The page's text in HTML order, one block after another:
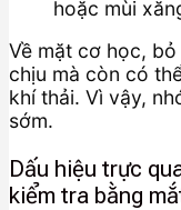
hoặc mùi
Về mặt cơ học,
chịu mà còn có
khí thải. Vì vậy,
sớm.
Dấu hiệu trực
kiểm tra bằng